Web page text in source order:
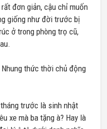
đơn giản, cậu chỉ muốn
giống như đời trước bị
ở trong phòng trọ cũ,
thức thời chủ động
trước là sinh nhật
xe mà ba tặng à? Hay là